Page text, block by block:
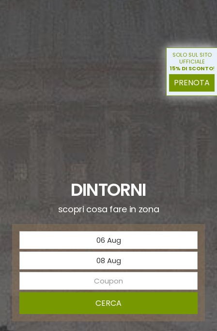
DINTORNI
scopri cosa fare in zona
CERCA
SOLO SUL SITO
UFFICIALE
15% DI SCONTO!
PRENOTA